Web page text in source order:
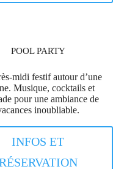
POOL PARTY
midi festif autour d’une
Musique, cocktails et
pour une ambiance de
inoubliable.
INFOS ET